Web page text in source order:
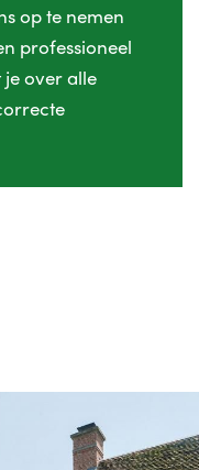
op te nemen
professioneel
over alle